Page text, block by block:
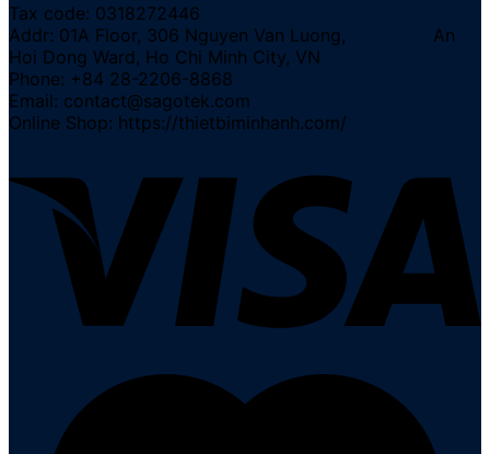
Tax code: 0318272446
Addr: 01A Floor, 306 Nguyen Van Luong, An
Hoi Dong Ward, Ho Chi Minh City, VN
Phone: +84 28-2206-8868
Email: contact@sagotek.com
Online Shop: https://thietbiminhanh.com/